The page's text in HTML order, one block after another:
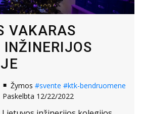
VAKARAS
INŽINERIJOS
Žymos #svente #ktk-bendruomene
Paskelbta 12/22/2022